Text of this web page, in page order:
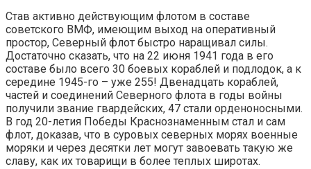
Став активно действующим флотом в составе
советского ВМФ, имеющим выход на оперативный
простор, Северный флот быстро наращивал силы.
Достаточно сказать, что на 22 июня 1941 года в его
составе было всего 30 боевых кораблей и подлодок, а к
середине 1945-го – уже 255! Двенадцать кораблей,
частей и соединений Северного флота в годы войны
получили звание гвардейских, 47 стали орденоносными.
В год 20-летия Победы Краснознаменным стал и сам
флот, доказав, что в суровых северных морях военные
моряки и через десятки лет могут завоевать такую же
славу, как их товарищи в более теплых широтах.